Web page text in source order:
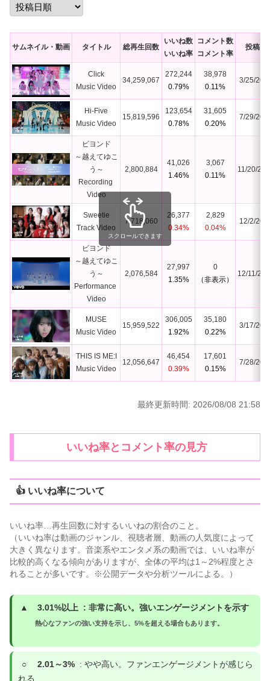
サムネイル・動画 タイトル 総再生回数
いいね数
いいね率
コメント数
コメント率
投稿日
Click
Music Video
34,259,067
272,244
0.79%
38,978
0.11%
3/25/
Hi-Five
Music Video
15,819,596
123,654
0.78%
31,605
0.20%
7/29/
ビヨンド
～越えてゆこ
う～
Recording
Video
2,800,884
41,026
1.46%
3,067
0.11%
11/20/
Sweetie
Track Video
7,718,060
26,377
0.34%
2,829
0.04%
12/2/
ビヨンド
～越えてゆこ
う～
Performance
Video
2,076,584
27,997
1.35%
0
（非表示）
12/11/
MUSE
Music Video
15,959,522
306,005
1.92%
35,180
0.22%
3/17/
THIS IS ME:I
Music Video
12,056,647
46,454
0.39%
17,601
0.15%
7/28/
スクロールできます
最終更新時間: 2026/08/08 21:58
いいね率とコメント率の見方
👍 いいね率について
いいね率…再生回数に対するいいねの割合のこと。
（いいね率は動画のジャンル、視聴者層、動画の人気度によって
大きく異なります。音楽系やエンタメ系の動画では、いいね率が
比較的高くなる傾向がありますが、全体の平均は1～2%程度とさ
れることが多いです。※公開データや分析ツールによる。）
▲ 3.01%以上 : 非常に高い。強いエンゲージメントを示す
熱心なファンの強い支持を示し、5%を超える場合もあります。
○ 2.01～3% : やや高い。ファンエンゲージメントが感じら
れる